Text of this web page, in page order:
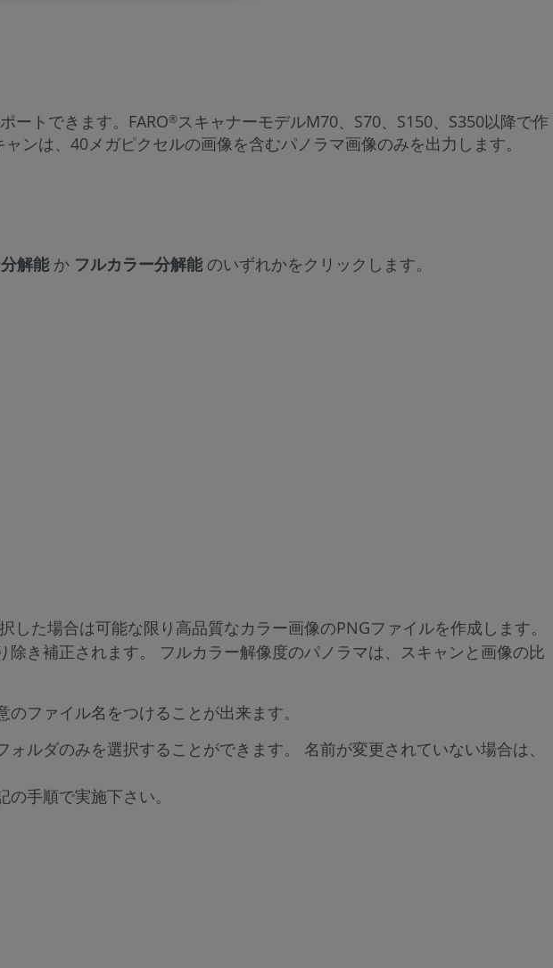
ートできます。FARO®スキャナーモデルM70、S70、S150、S350以降で作
ンは、40メガピクセルの画像を含むパノラマ画像のみを出力します。
解能 か フルカラー分解能 のいずれかをクリックします。
した場合は可能な限り高品質なカラー画像のPNGファイルを作成します。
き補正されます。 フルカラー解像度のパノラマは、スキャンと画像の比
ファイル名をつけることが出来ます。
ルダのみを選択することができます。 名前が変更されていない場合は、
手順で実施下さい。